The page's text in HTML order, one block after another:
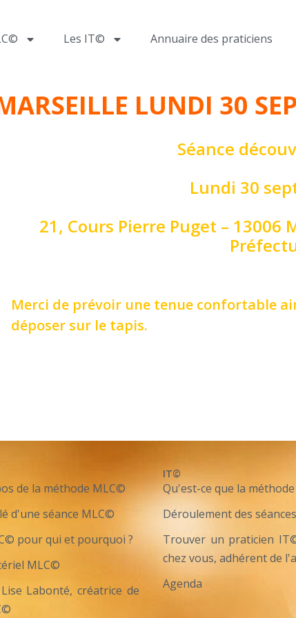
Les IT© Annuaire des praticiens
LUNDI 30
Séance
Lundi 30
21, Cours Pierre Puget – 13006
Merci de prévoir une tenue confortable
déposer sur le tapis.
de la méthode MLC©
d'une séance MLC©
pour qui et pourquoi ?
MLC©
Labonté, créatrice de
IT©
Qu'est-ce que la
Déroulement des
Trouver un praticien
chez vous, adhérent de
Agenda